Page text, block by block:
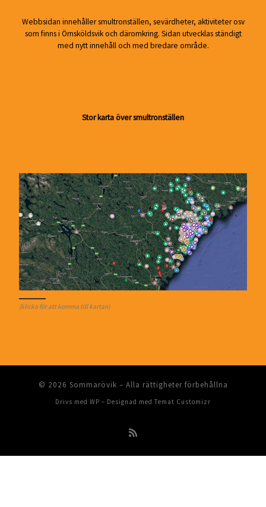
Webbsidan innehåller smultronställen, sevärdheter, aktiviteter osv
som finns i Örnsköldsvik och däromkring. Sidan utvecklas ständigt
med nytt innehåll och med bredare område.
Stor karta över smultronställen
(klicka för att komma till kartan)
© 2026 Sommarövik – Alla rättigheter förbehållna
Drivs med WP – Designad med Temat Customizr